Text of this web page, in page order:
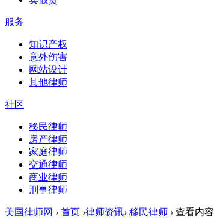
服务
知识产权
意外伤害
网站设计
其他律师
社区
移民律师
房产律师
家庭律师
交通律师
商业律师
刑事律师
美国律师网 › 首页 ›律师资讯› 移民律师 › 查看内容